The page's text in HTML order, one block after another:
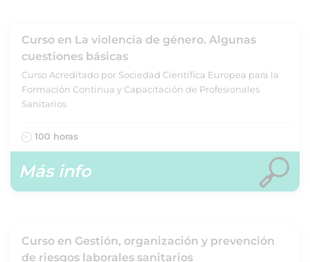
Curso en La violencia de género. Algunas
cuestiones básicas
Curso Acreditado por Sociedad Científica Europea para la
Formación Continua y Capacitación de Profesionales
Sanitarios
100 horas
Más info
Curso en Gestión, organización y prevención
de riesgos laborales sanitarios